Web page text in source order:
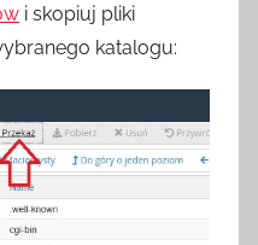
i skopiuj pliki
katalogu: